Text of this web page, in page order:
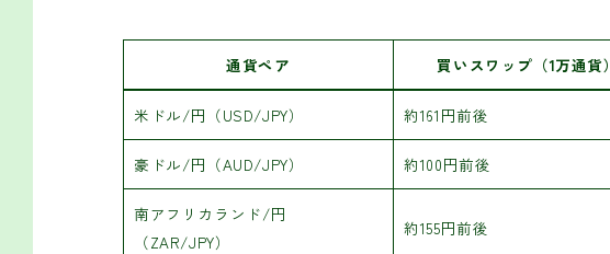
通貨ペア 買いスワップ（1万通貨）
米ドル/円（USD/JPY） 約161円前後
豪ドル/円（AUD/JPY） 約100円前後
南アフリカランド/円
（ZAR/JPY）
約155円前後